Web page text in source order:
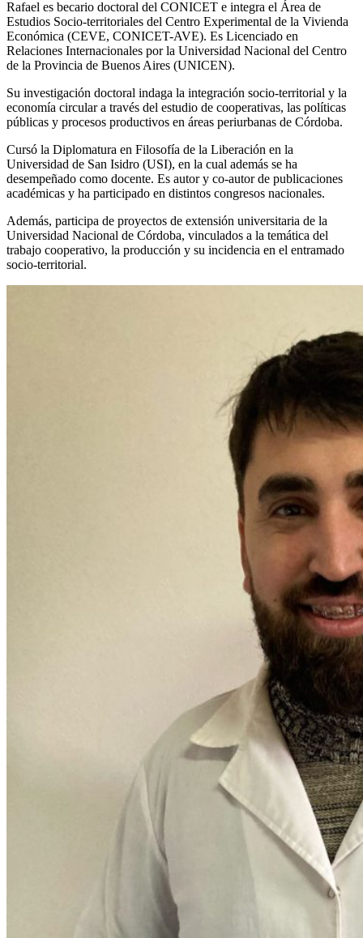
Rafael es becario doctoral del CONICET e integra el Área de
Estudios Socio-territoriales del Centro Experimental de la Vivienda
Económica (CEVE, CONICET-AVE). Es Licenciado en
Relaciones Internacionales por la Universidad Nacional del Centro
de la Provincia de Buenos Aires (UNICEN).
Su investigación doctoral indaga la integración socio-territorial y la
economía circular a través del estudio de cooperativas, las políticas
públicas y procesos productivos en áreas periurbanas de Córdoba.
Cursó la Diplomatura en Filosofía de la Liberación en la
Universidad de San Isidro (USI), en la cual además se ha
desempeñado como docente. Es autor y co-autor de publicaciones
académicas y ha participado en distintos congresos nacionales.
Además, participa de proyectos de extensión universitaria de la
Universidad Nacional de Córdoba, vinculados a la temática del
trabajo cooperativo, la producción y su incidencia en el entramado
socio-territorial.